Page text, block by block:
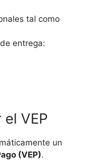
tal como
entrega:
VEP
un
(VEP).